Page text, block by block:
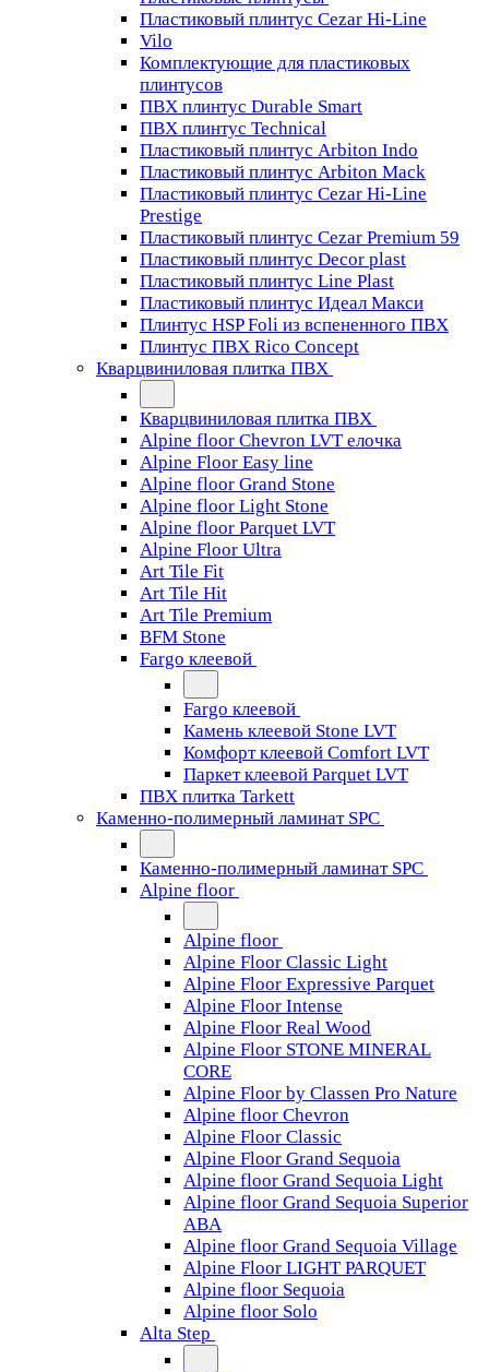
Пластиковый плинтус Cezar Hi-Line
Vilo
Комплектующие для пластиковых
плинтусов
ПВХ плинтус Durable Smart
ПВХ плинтус Technical
Пластиковый плинтус Arbiton Indo
Пластиковый плинтус Arbiton Mack
Пластиковый плинтус Cezar Hi-Line
Prestige
Пластиковый плинтус Cezar Premium 59
Пластиковый плинтус Decor plast
Пластиковый плинтус Line Plast
Пластиковый плинтус Идеал Макси
Плинтус HSP Foli из вспененного ПВХ
Плинтус ПВХ Rico Concept
Кварцвиниловая плитка ПВХ
Кварцвиниловая плитка ПВХ
Alpine floor Chevron LVT елочка
Alpine Floor Easy line
Alpine floor Grand Stone
Alpine floor Light Stone
Alpine floor Parquet LVT
Alpine Floor Ultra
Art Tile Fit
Art Tile Hit
Art Tile Premium
BFM Stone
Fargo клеевой
Fargo клеевой
Камень клеевой Stone LVT
Комфорт клеевой Comfort LVT
Паркет клеевой Parquet LVT
ПВХ плитка Tarkett
Каменно-полимерный ламинат SPC
Каменно-полимерный ламинат SPC
Alpine floor
Alpine floor
Alpine Floor Classic Light
Alpine Floor Expressive Parquet
Alpine Floor Intense
Alpine Floor Real Wood
Alpine Floor STONE MINERAL
CORE
Alpine Floor by Classen Pro Nature
Alpine floor Chevron
Alpine Floor Classic
Alpine Floor Grand Sequoia
Alpine floor Grand Sequoia Light
Alpine floor Grand Sequoia Superior
ABA
Alpine floor Grand Sequoia Village
Alpine Floor LIGHT PARQUET
Alpine floor Sequoia
Alpine floor Solo
Alta Step